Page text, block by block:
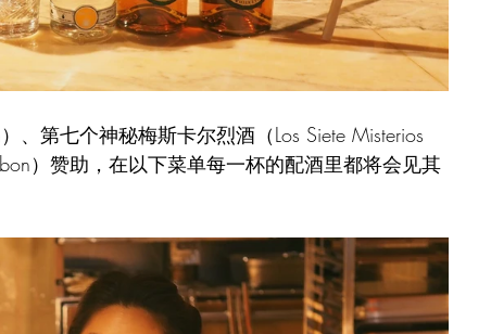
、第七个神秘梅斯卡尔烈酒（Los Siete Misterios
）赞助，在以下菜单每一杯的配酒里都将会见其